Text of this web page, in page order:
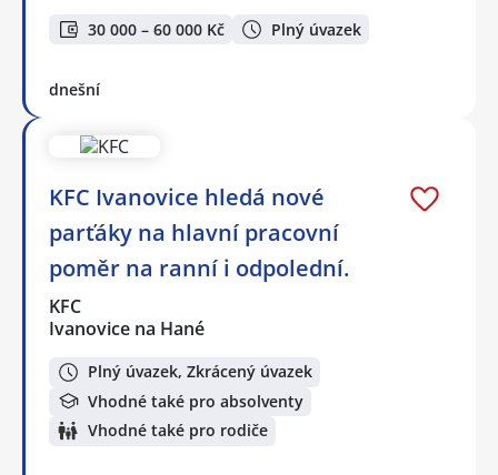
30 000 – 60 000 Kč Plný úvazek
dnešní
KFC Ivanovice hledá nové
parťáky na hlavní pracovní
poměr na ranní i odpolední.
KFC
Ivanovice na Hané
Plný úvazek, Zkrácený úvazek
Vhodné také pro absolventy
Vhodné také pro rodiče